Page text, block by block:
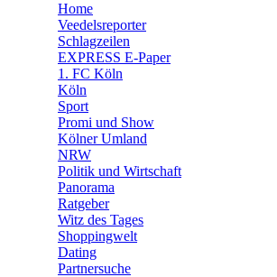
🛒 Shoppingwelt
Home
Veedelsreporter
Schlagzeilen
EXPRESS E-Paper
1. FC Köln
Köln
Sport
Promi und Show
Kölner Umland
NRW
Politik und Wirtschaft
Panorama
Ratgeber
Witz des Tages
Shoppingwelt
Dating
Partnersuche